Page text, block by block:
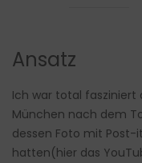
Ansatz
Ich war total fasziniert
München nach dem
dessen Foto mit
hatten(hier das